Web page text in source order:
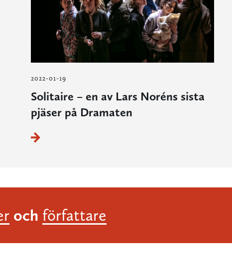
2022-01-19
Solitaire – en av Lars Noréns sista
pjäser på Dramaten
och författare